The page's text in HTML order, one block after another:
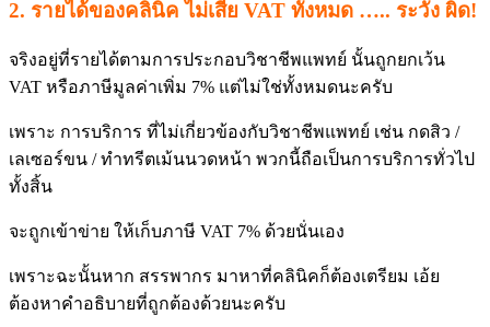
2. รายได้ของคลินิค ไม่เสีย VAT ทั้งหมด ….. ระวัง ผิด!
จริงอยู่ที่รายได้ตามการประกอบวิชาชีพแพทย์ นั้นถูกยกเว้น
VAT หรือภาษีมูลค่าเพิ่ม 7% แต่ไม่ใช่ทั้งหมดนะครับ
เพราะ การบริการ ที่ไม่เกี่ยวข้องกับวิชาชีพแพทย์ เช่น กดสิว /
เลเซอร์ขน / ทำทรีตเม้นนวดหน้า พวกนี้ถือเป็นการบริการทั่วไป
ทั้งสิ้น
จะถูกเข้าข่าย ให้เก็บภาษี VAT 7% ด้วยนั่นเอง
เพราะฉะนั้นหาก สรรพากร มาหาที่คลินิคก็ต้องเตรียม เอ้ย
ต้องหาคำอธิบายที่ถูกต้องด้วยนะครับ